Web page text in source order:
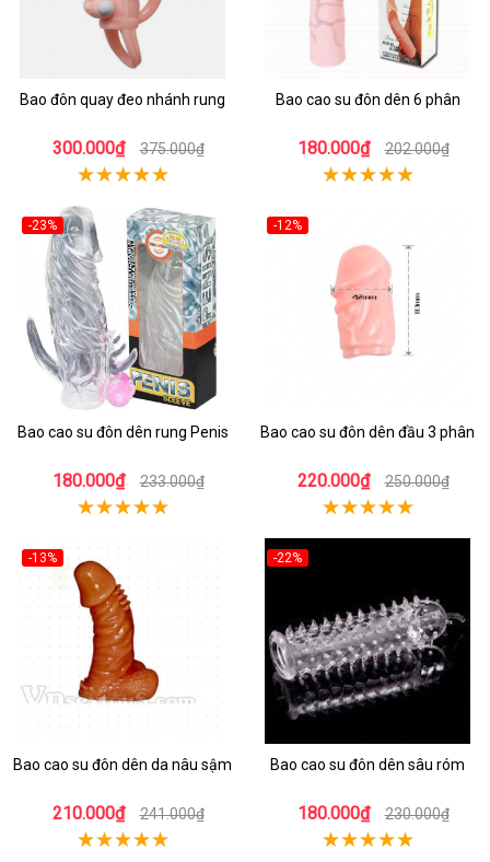
Bao đôn quay đeo nhánh rung
300.000₫ 375.000₫
Bao cao su đôn dên 6 phân
180.000₫ 202.000₫
-23%
Bao cao su đôn dên rung Penis
180.000₫ 233.000₫
-12%
Bao cao su đôn dên đầu 3 phân
220.000₫ 250.000₫
-13%
Bao cao su đôn dên da nâu sậm
210.000₫ 241.000₫
-22%
Bao cao su đôn dên sâu róm
180.000₫ 230.000₫